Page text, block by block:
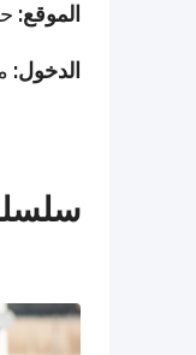
الموقع:
الدخول: